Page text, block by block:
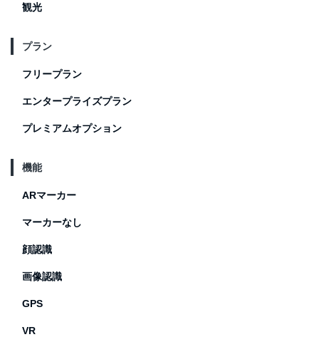
観光
プラン
フリープラン
エンタープライズプラン
プレミアムオプション
機能
ARマーカー
マーカーなし
顔認識
画像認識
GPS
VR